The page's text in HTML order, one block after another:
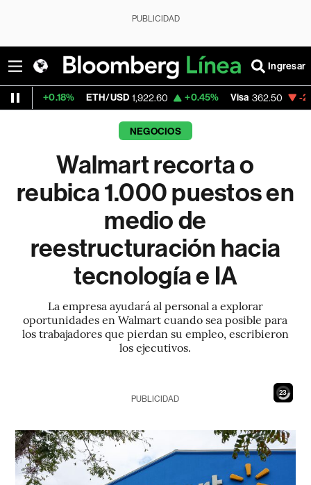
PUBLICIDAD
Ingresar
ETH/USD 1,922.60 +0.45% Visa 362.50 -2.15%
NEGOCIOS
Walmart recorta o
reubica 1.000 puestos en
medio de
reestructuración hacia
tecnología e IA
La empresa ayudará al personal a explorar
oportunidades en Walmart cuando sea posible para
los trabajadores que pierdan su empleo, escribieron
los ejecutivos.
22
PUBLICIDAD